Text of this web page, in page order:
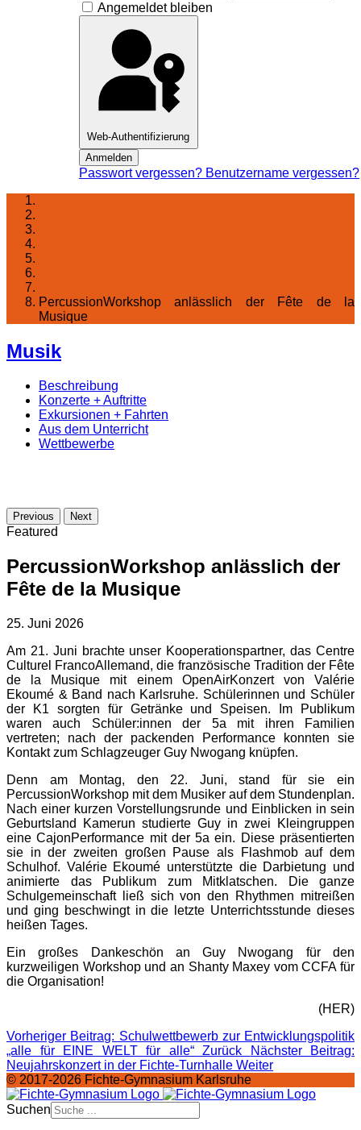
Angemeldet bleiben
Web-Authentifizierung
Anmelden
Passwort vergessen? Benutzername vergessen?
PercussionWorkshop anlässlich der Fête de la
Musique
Musik
Beschreibung
Konzerte + Auftritte
Exkursionen + Fahrten
Aus dem Unterricht
Wettbewerbe
Previous Next
Featured
PercussionWorkshop anlässlich der
Fête de la Musique
25. Juni 2026
Am 21. Juni brachte unser Kooperationspartner, das Centre
Culturel FrancoAllemand, die französische Tradition der Fête
de la Musique mit einem OpenAirKonzert von Valérie
Ekoumé & Band nach Karlsruhe. Schülerinnen und Schüler
der K1 sorgten für Getränke und Speisen. Im Publikum
waren auch Schüler:innen der 5a mit ihren Familien
vertreten; nach der packenden Performance konnten sie
Kontakt zum Schlagzeuger Guy Nwogang knüpfen.
Denn am Montag, den 22. Juni, stand für sie ein
PercussionWorkshop mit dem Musiker auf dem Stundenplan.
Nach einer kurzen Vorstellungsrunde und Einblicken in sein
Geburtsland Kamerun studierte Guy in zwei Kleingruppen
eine CajonPerformance mit der 5a ein. Diese präsentierten
sie in der zweiten großen Pause als Flashmob auf dem
Schulhof. Valérie Ekoumé unterstützte die Darbietung und
animierte das Publikum zum Mitklatschen. Die ganze
Schulgemeinschaft ließ sich von den Rhythmen mitreißen
und ging beschwingt in die letzte Unterrichtsstunde dieses
heißen Tages.
Ein großes Dankeschön an Guy Nwogang für den
kurzweiligen Workshop und an Shanty Maxey vom CCFA für
die Organisation!
(HER)
Vorheriger Beitrag: Schulwettbewerb zur Entwicklungspolitik
„alle für EINE WELT für alle“ Zurück
Nächster Beitrag:
Neujahrskonzert in der Fichte-Turnhalle Weiter
© 2017-2026 Fichte-Gymnasium Karlsruhe
Suchen